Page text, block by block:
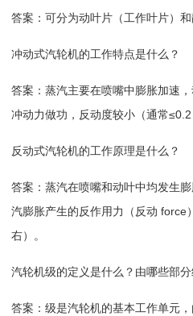
答案：可分为动叶片（工作叶片）和
冲动式汽轮机的工作特点是什么？
答案：蒸汽主要在喷嘴中膨胀加速
冲动力做功，反动度较小（通常≤0.2
反动式汽轮机的工作原理是什么？
答案：蒸汽在喷嘴和动叶中均发生
汽膨胀产生的反作用力（反动 force
右）。
汽轮机级的定义是什么？由哪些部分
答案：级是汽轮机的基本工作单元